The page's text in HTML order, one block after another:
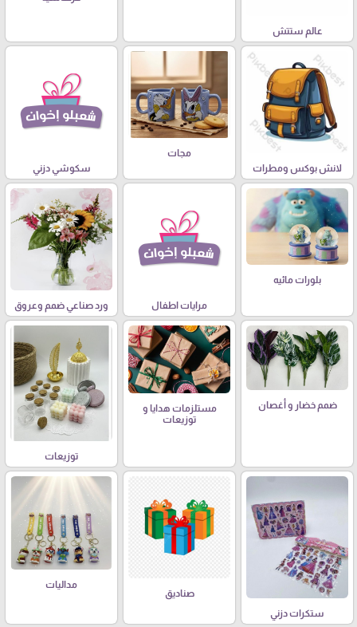
عالم ستتش
لانش بوكس ومطرات
مجات
سكوشي دزني
بلورات مائيه
مرايات اطفال ورد صناعي ضمم وعروق
ضمم خضار و أغصان
مستلزمات هدايا و
توزيعات
توزيعات
ستكرات دزني
صناديق
مداليات